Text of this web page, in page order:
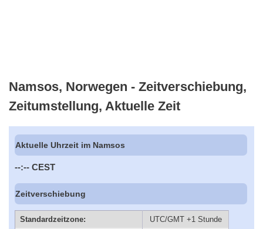
Namsos, Norwegen - Zeitverschiebung,
Zeitumstellung, Aktuelle Zeit
Aktuelle Uhrzeit im Namsos
--:-- CEST
Zeitverschiebung
Standardzeitzone:
UTC/GMT +1 Stunde